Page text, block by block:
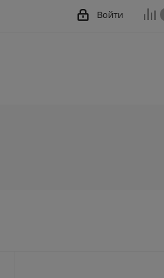
Войти